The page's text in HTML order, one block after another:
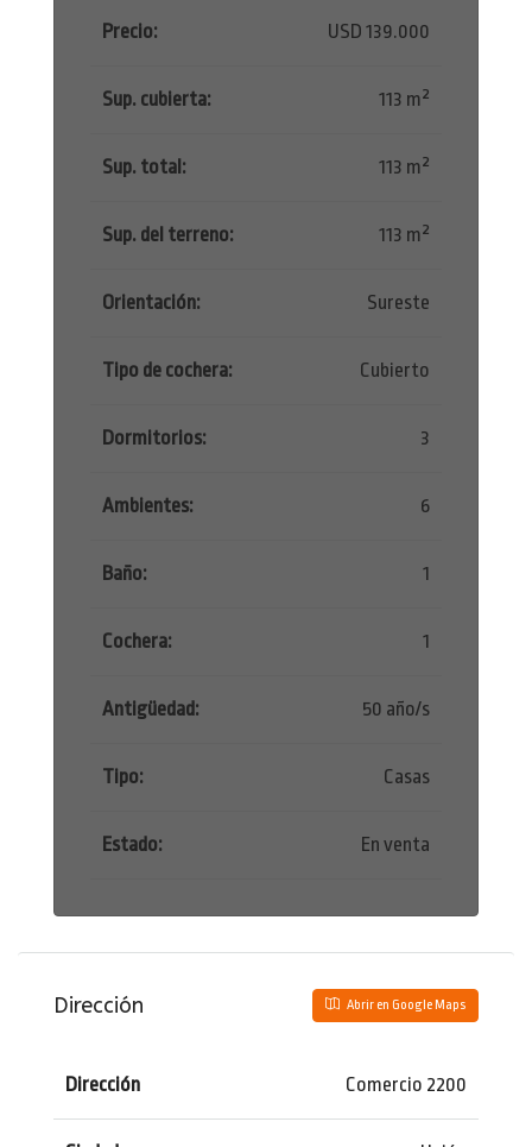
Precio: USD 139.000
Sup. cubierta: 113 m²
Sup. total: 113 m²
Sup. del terreno: 113 m²
Orientación: Sureste
Tipo de cochera: Cubierto
Dormitorios: 3
Ambientes: 6
Baño: 1
Cochera: 1
Antigüedad: 50 año/s
Tipo: Casas
Estado: En venta
Dirección Abrir en Google Maps
Dirección Comercio 2200